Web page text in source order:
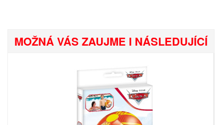
MOŽNÁ VÁS ZAUJME I NÁSLEDUJÍCÍ